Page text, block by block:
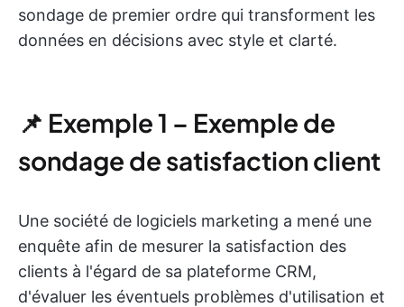
sondage de premier ordre qui transforment les
données en décisions avec style et clarté.
📌 Exemple 1 – Exemple de
sondage de satisfaction client
Une société de logiciels marketing a mené une
enquête afin de mesurer la satisfaction des
clients à l'égard de sa plateforme CRM,
d'évaluer les éventuels problèmes d'utilisation et